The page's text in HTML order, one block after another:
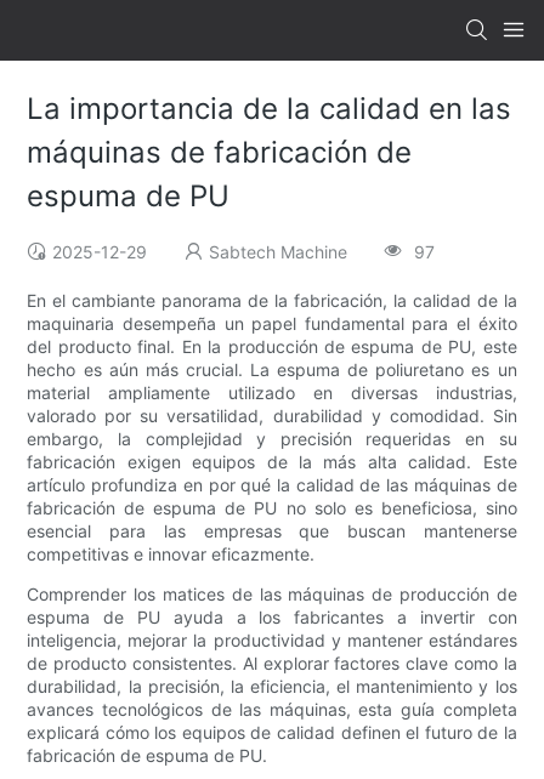
La importancia de la calidad en las
máquinas de fabricación de
espuma de PU
2025-12-29 Sabtech Machine 97
En el cambiante panorama de la fabricación, la calidad de la
maquinaria desempeña un papel fundamental para el éxito
del producto final. En la producción de espuma de PU, este
hecho es aún más crucial. La espuma de poliuretano es un
material ampliamente utilizado en diversas industrias,
valorado por su versatilidad, durabilidad y comodidad. Sin
embargo, la complejidad y precisión requeridas en su
fabricación exigen equipos de la más alta calidad. Este
artículo profundiza en por qué la calidad de las máquinas de
fabricación de espuma de PU no solo es beneficiosa, sino
esencial para las empresas que buscan mantenerse
competitivas e innovar eficazmente.
Comprender los matices de las máquinas de producción de
espuma de PU ayuda a los fabricantes a invertir con
inteligencia, mejorar la productividad y mantener estándares
de producto consistentes. Al explorar factores clave como la
durabilidad, la precisión, la eficiencia, el mantenimiento y los
avances tecnológicos de las máquinas, esta guía completa
explicará cómo los equipos de calidad definen el futuro de la
fabricación de espuma de PU.